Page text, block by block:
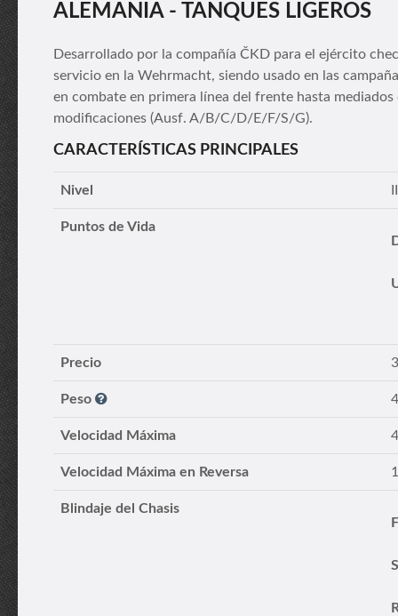
ALEMANIA - TANQUES LIGEROS
Desarrollado por la compañía ČKD para el ejército
servicio en la Wehrmacht, siendo usado en las
en combate en primera línea del frente hasta
modificaciones (Ausf. A/B/C/D/E/F/S/G).
CARACTERÍSTICAS PRINCIPALES
Nivel
Puntos de Vida
Precio
Peso
Velocidad Máxima
Velocidad Máxima en Reversa
Blindaje del Chasis